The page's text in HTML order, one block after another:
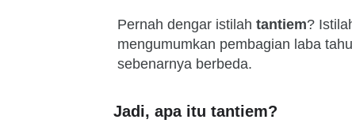
Pernah dengar istilah tantiem?
mengumumkan pembagian laba
sebenarnya berbeda.
Jadi, apa itu tantiem?